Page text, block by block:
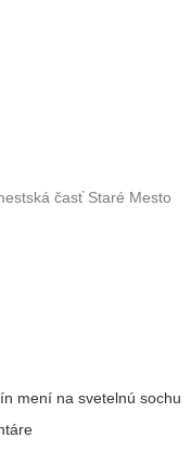
časť Staré Mesto
mení na svetelnú sochu